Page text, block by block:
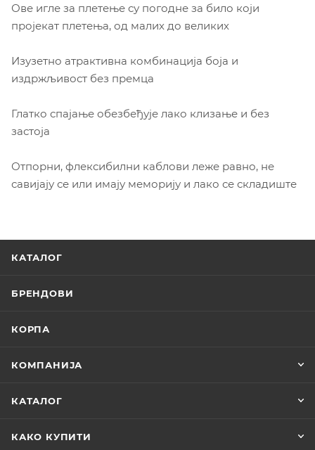
Ове игле за плетење су погодне за било који
пројекат плетења, од малих до великих
Изузетно атрактивна комбинација боја и
издржљивост без премца
Глатко спајање обезбеђује лако клизање и без
застоја
Отпорни, флексибилни каблови леже равно, не
савијају се или имају меморију и лако се складиште
КАТАЛОГ
БРЕНДОВИ
КОРПА
КОМПАНИЈА
КАТАЛОГ
КАКО КУПИТИ